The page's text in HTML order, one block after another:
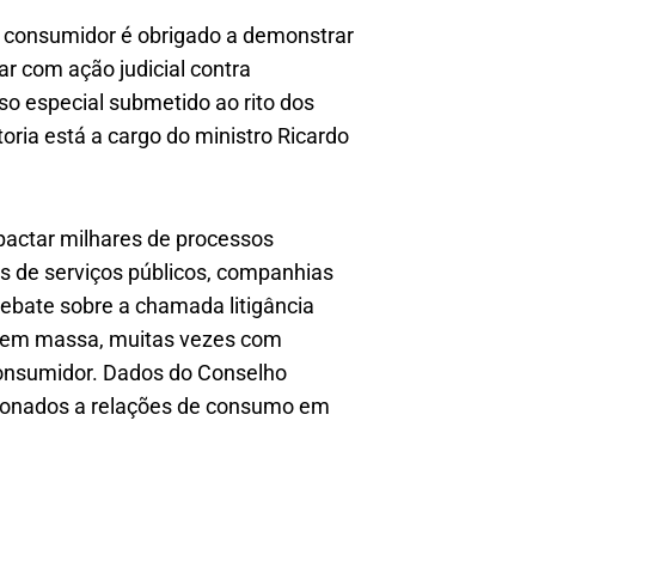
é obrigado a demonstrar
com ação judicial contra
especial submetido ao rito dos
está a cargo do ministro Ricardo
milhares de processos
de serviços públicos, companhias
sobre a chamada litigância
massa, muitas vezes com
Dados do Conselho
a relações de consumo em